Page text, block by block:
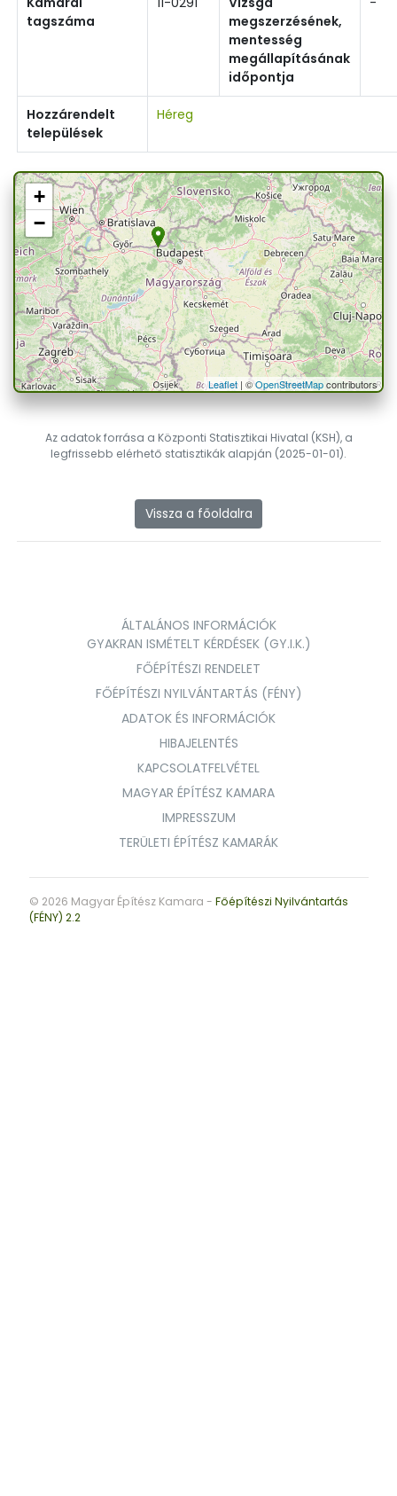
tagszáma
megszerzésének,
mentesség
megállapításának
időpontja
Hozzárendelt
települések
Héreg
+
−
Leaflet| ©OpenStreetMapcontributors
Az adatok forrása a Központi Statisztikai Hivatal (KSH), a
legfrissebb elérhető statisztikák alapján (2025-01-01).
Vissza a főoldalra
ÁLTALÁNOS INFORMÁCIÓK
GYAKRAN ISMÉTELT KÉRDÉSEK (GY.I.K.)
FŐÉPÍTÉSZI RENDELET
FŐÉPÍTÉSZI NYILVÁNTARTÁS (FÉNY)
ADATOK ÉS INFORMÁCIÓK
HIBAJELENTÉS
KAPCSOLATFELVÉTEL
MAGYAR ÉPÍTÉSZ KAMARA
IMPRESSZUM
TERÜLETI ÉPÍTÉSZ KAMARÁK
© 2026 Magyar Építész Kamara - Főépítészi Nyilvántartás
(FÉNY) 2.2